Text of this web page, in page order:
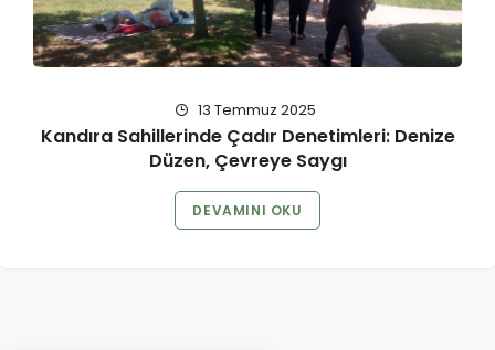
13 Temmuz 2025
Kandıra Sahillerinde Çadır Denetimleri: Denize
Düzen, Çevreye Saygı
DEVAMINI OKU